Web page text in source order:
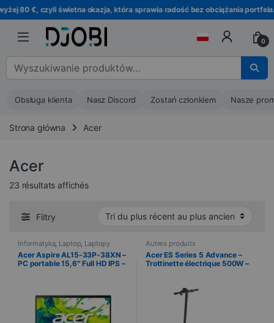
Przejdź do nawigacji
Przejdź do treści
80 €, czyli świetna okazja, która sprawia radość bez obciążania portfela.
0
Wyszukaj :
Obsługa klienta Nasz Discord Zostań członkiem Nasze
Strona główna Acer
Acer
23 résultats affichésTrié du plus récent au plus ancien
Filtry
Informatyka, Laptop, Laptopy
Acer Aspire AL15-33P-38XN –
PC portable 15,6″ Full HD IPS –
Autres produits
Acer ES Series 5 Advance –
Trottinette électrique 500W –